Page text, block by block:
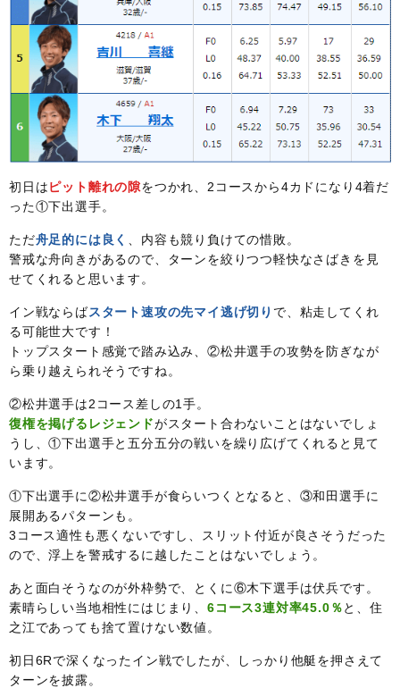
初日はピット離れの隙をつかれ、2コースから4カドになり4着だ
った①下出選手。
ただ舟足的には良く
、内容も競り負けての惜敗。
警戒な舟向きがあるので、ターンを絞りつつ軽快なさばきを見
せてくれると思います。
イン戦ならばスタート速攻の先マイ逃げ切り で、粘走してくれ
る可能世大です！
トップスタート感覚で踏み込み、②松井選手の攻勢を防ぎなが
ら乗り越えられそうですね。
②松井選手は2コース差しの1手。
復権を掲げるレジェンドがスタート合わないことはないでしょ
うし、①下出選手と五分五分の戦いを繰り広げてくれると見て
います。
①下出選手に②松井選手が食らいつくとなると、③和田選手に
展開あるパターンも。
3コース適性も悪くないですし、スリット付近が良さそうだった
ので、浮上を警戒するに越したことはないでしょう。
あと面白そうなのが外枠勢で、とくに⑥木下選手は伏兵です。
素晴らしい当地相性にはじまり、 6コース3連対率45.0％と、住
之江であっても捨て置けない数値。
初日6Rで深くなったイン戦でしたが、しっかり他艇を押さえて
ターンを披露。